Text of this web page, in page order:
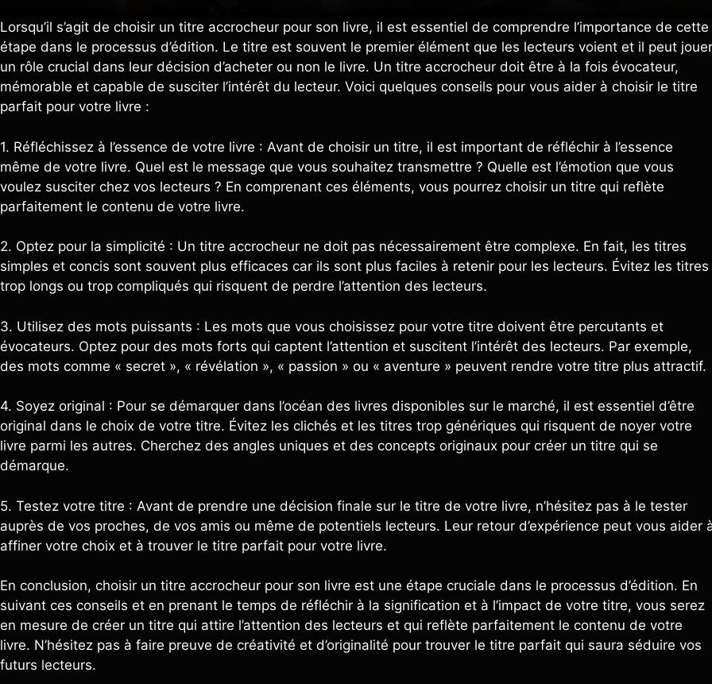
Lorsqu’il s’agit de choisir un titre accrocheur pour son livre, il est essentiel de comprendre l’importance de cette
étape dans le processus d’édition. Le titre est souvent le premier élément que les lecteurs voient et il peut jouer
un rôle crucial dans leur décision d’acheter ou non le livre. Un titre accrocheur doit être à la fois évocateur,
mémorable et capable de susciter l’intérêt du lecteur. Voici quelques conseils pour vous aider à choisir le titre
parfait pour votre livre :
1. Réfléchissez à l’essence de votre livre : Avant de choisir un titre, il est important de réfléchir à l’essence
même de votre livre. Quel est le message que vous souhaitez transmettre ? Quelle est l’émotion que vous
voulez susciter chez vos lecteurs ? En comprenant ces éléments, vous pourrez choisir un titre qui reflète
parfaitement le contenu de votre livre.
2. Optez pour la simplicité : Un titre accrocheur ne doit pas nécessairement être complexe. En fait, les titres
simples et concis sont souvent plus efficaces car ils sont plus faciles à retenir pour les lecteurs. Évitez les titres
trop longs ou trop compliqués qui risquent de perdre l’attention des lecteurs.
3. Utilisez des mots puissants : Les mots que vous choisissez pour votre titre doivent être percutants et
évocateurs. Optez pour des mots forts qui captent l’attention et suscitent l’intérêt des lecteurs. Par exemple,
des mots comme « secret », « révélation », « passion » ou « aventure » peuvent rendre votre titre plus attractif.
4. Soyez original : Pour se démarquer dans l’océan des livres disponibles sur le marché, il est essentiel d’être
original dans le choix de votre titre. Évitez les clichés et les titres trop génériques qui risquent de noyer votre
livre parmi les autres. Cherchez des angles uniques et des concepts originaux pour créer un titre qui se
démarque.
5. Testez votre titre : Avant de prendre une décision finale sur le titre de votre livre, n’hésitez pas à le tester
auprès de vos proches, de vos amis ou même de potentiels lecteurs. Leur retour d’expérience peut vous aider
affiner votre choix et à trouver le titre parfait pour votre livre.
En conclusion, choisir un titre accrocheur pour son livre est une étape cruciale dans le processus d’édition. En
suivant ces conseils et en prenant le temps de réfléchir à la signification et à l’impact de votre titre, vous serez
en mesure de créer un titre qui attire l’attention des lecteurs et qui reflète parfaitement le contenu de votre
livre. N’hésitez pas à faire preuve de créativité et d’originalité pour trouver le titre parfait qui saura séduire vos
futurs lecteurs.